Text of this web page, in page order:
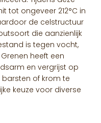
tot ongeveer 212°C in
de celstructuur
die aanzienlijk
is tegen vocht,
heeft een
en vergrijst op
of krom te
keuze voor diverse